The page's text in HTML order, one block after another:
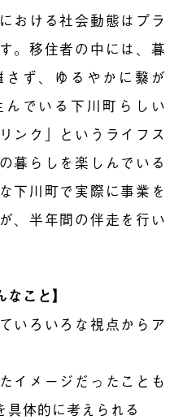
おける社会動態はプラ
。移住者の中には、暮
さず、ゆるやかに繋が
でいる下川町らしい
ンク」というライフス
暮らしを楽しんでいる
下川町で実際に事業を
、半年間の伴走を行い
こと】
いろいろな視点からア
イメージだったことも
具体的に考えられる